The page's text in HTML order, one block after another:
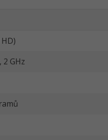
2 GHz